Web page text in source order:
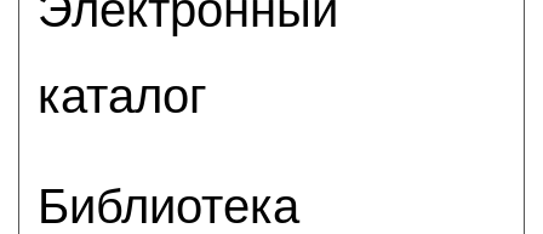
каталог
Библиотека